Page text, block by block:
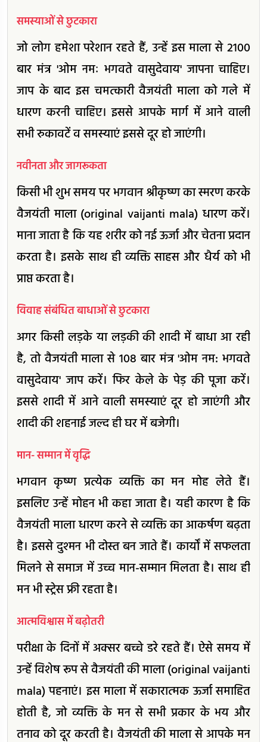
समस्याओं से छुटकारा
जो लोग हमेशा परेशान रहते हैं, उन्हें इस माला से 2100
बार मंत्र 'ओम नमः भगवते वासुदेवाय' जापना चाहिए।
जाप के बाद इस चमत्कारी वैजयंती माला को गले में
धारण करनी चाहिए। इससे आपके मार्ग में आने वाली
सभी रुकावटें व समस्याएं इससे दूर हो जाएंगी।
नवीनता और जागरूकता
किसी भी शुभ समय पर भगवान श्रीकृष्ण का स्मरण करके
वैजयंती माला (original vaijanti mala) धारण करें।
माना जाता है कि यह शरीर को नई ऊर्जा और चेतना प्रदान
करता है। इसके साथ ही व्यक्ति साहस और धैर्य को भी
प्राप्त करता है।
विवाह संबंधित बाधाओं से छुटकारा
अगर किसी लड़के या लड़की की शादी में बाधा आ रही
है, तो वैजयंती माला से 108 बार मंत्र 'ओम नम: भगवते
वासुदेवाय' जाप करें। फिर केले के पेड़ की पूजा करें।
इससे शादी में आने वाली समस्याएं दूर हो जाएंगी और
शादी की शहनाई जल्द ही घर में बजेगी।
मान- सम्मान में वृद्धि
भगवान कृष्ण प्रत्येक व्यक्ति का मन मोह लेते हैं।
इसलिए उन्हें मोहन भी कहा जाता है। यही कारण है कि
वैजयंती माला धारण करने से व्यक्ति का आकर्षण बढ़ता
है। इससे दुश्मन भी दोस्त बन जाते हैं। कार्यों में सफलता
मिलने से समाज में उच्च मान-सम्मान मिलता है। साथ ही
मन भी स्ट्रेस फ्री रहता है।
आत्मविश्वास में बढ़ोतरी
परीक्षा के दिनों में अक्सर बच्चे डरे रहते हैं। ऐसे समय में
उन्हें विशेष रूप से वैजयंती की माला (original vaijanti
mala) पहनाएं। इस माला में सकारात्मक ऊर्जा समाहित
होती है, जो व्यक्ति के मन से सभी प्रकार के भय और
तनाव को दूर करती है। वैजयंती की माला से आपके मन